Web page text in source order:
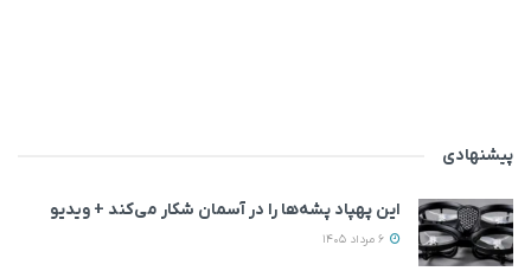
پیشنهادی
این پهپاد پشه‌ها را در آسمان شکار می‌کند + ویدیو